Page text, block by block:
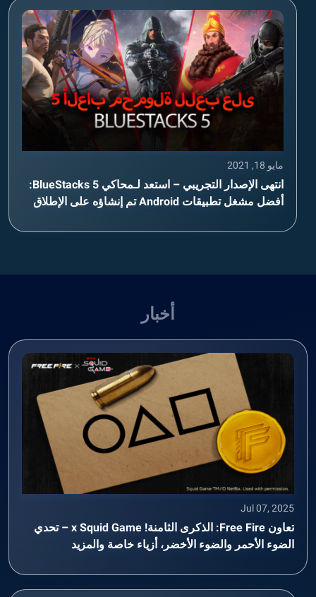
مايو 18, 2021
انتهى الإصدار التجريبي – استعد لـمحاكي BlueStacks 5:
أفضل مشغل تطبيقات Android تم إنشاؤه على الإطلاق
أخبار
Jul 07, 2025
تعاون Free Fire: الذكرى الثامنة! x Squid Game – تحدي
الضوء الأحمر والضوء الأخضر، أزياء خاصة والمزيد